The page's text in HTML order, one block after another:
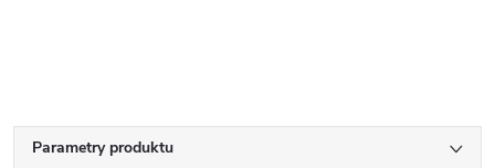
Parametry produktu